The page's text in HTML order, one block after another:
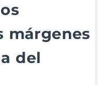
márgenes
del